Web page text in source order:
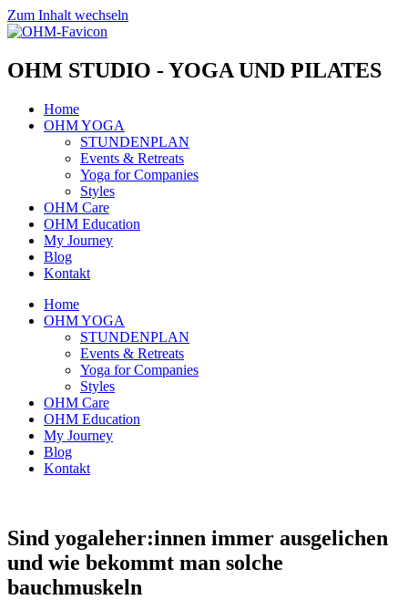
Zum Inhalt wechseln
OHM STUDIO - YOGA UND PILATES
Home
OHM YOGA
STUNDENPLAN
Events & Retreats
Yoga for Companies
Styles
OHM Care
OHM Education
My Journey
Blog
Kontakt
Home
OHM YOGA
STUNDENPLAN
Events & Retreats
Yoga for Companies
Styles
OHM Care
OHM Education
My Journey
Blog
Kontakt
Sind yogaleher:innen immer ausgelichen
und wie bekommt man solche
bauchmuskeln